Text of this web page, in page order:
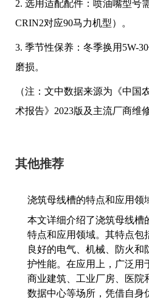
2. 选用适配配件：喷油嘴型号
CRIN2对应90马力机型）。
3. 季节性保养：冬季换用5W-
磨损。
（注：文中数据来源为《中国
术报告》2023版及主流厂商维
其他推荐
浇筑母线槽的特点和应用领
本文详细介绍了浇筑母线槽
特点和应用领域。其特点包
良好的电气、机械、防火和
护性能。在应用上，广泛用
商业建筑、工业厂房、医院
数据中心等场所，凭借自身